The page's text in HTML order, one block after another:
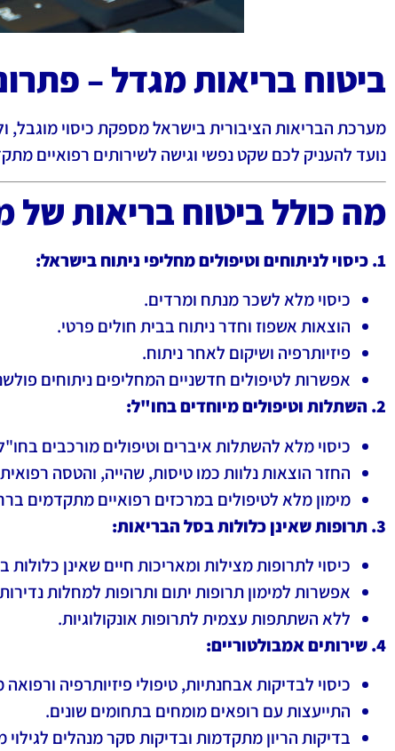
ביטוח בריאות מגדל –
מערכת הבריאות הציבורית בישראל מספקת כיסוי מוגבל,
נועד להעניק לכם שקט נפשי וגישה לשירותים רפואיים
מה כולל ביטוח בריאות של
1. כיסוי לניתוחים וטיפולים מחליפי ניתוח בישראל:
כיסוי מלא לשכר מנתח ומרדים.
הוצאות אשפוז וחדר ניתוח בבית חולים פרטי.
פיזיותרפיה ושיקום לאחר ניתוח.
אפשרות לטיפולים חדשניים המחליפים ניתוחים
2. השתלות וטיפולים מיוחדים בחו"ל:
כיסוי מלא להשתלות איברים וטיפולים מורכבים
החזר הוצאות נלוות כמו טיסות, שהייה, והטסה
מימון מלא לטיפולים במרכזים רפואיים מתקדמים
3. תרופות שאינן כלולות בסל הבריאות:
כיסוי לתרופות מצילות ומאריכות חיים שאינן
אפשרות למימון תרופות יתום ותרופות למחלות
ללא השתתפות עצמית לתרופות אונקולוגיות.
4. שירותים אמבולטוריים:
כיסוי לבדיקות אבחנתיות, טיפולי פיזיותרפיה
התייעצות עם רופאים מומחים בתחומים שונים.
בדיקות הריון מתקדמות ובדיקות סקר מנהלים לגילוי